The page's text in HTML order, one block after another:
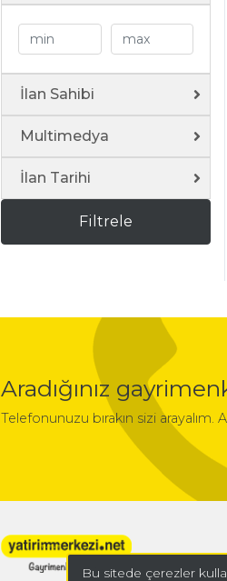
İlan Sahibi
Multimedya
İlan Tarihi
Filtrele
Aradığınız
Telefonunuzu bırakın sizi arayalım.
Bu sitede çerezler